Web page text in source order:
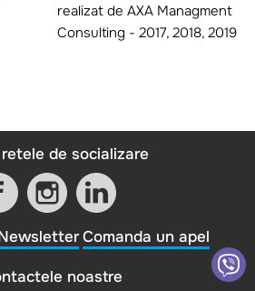
realizat de AXA Managment
Consulting - 2017, 2018, 2019
de socializare
Comanda un apel
noastre